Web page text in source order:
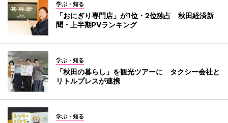
学ぶ・知る
「おにぎり専門店」が1位・2位独占 秋田経済新
聞・上半期PVランキング
学ぶ・知る
「秋田の暮らし」を観光ツアーに タクシー会社と
リトルプレスが連携
学ぶ・知る